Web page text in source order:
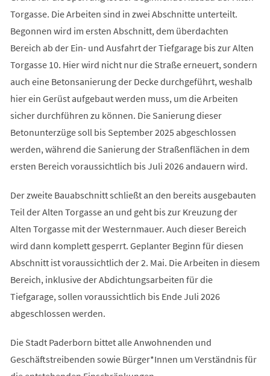
Torgasse. Die Arbeiten sind in zwei Abschnitte unterteilt.
Begonnen wird im ersten Abschnitt, dem überdachten
Bereich ab der Ein- und Ausfahrt der Tiefgarage bis zur Alten
Torgasse 10. Hier wird nicht nur die Straße erneuert, sondern
auch eine Betonsanierung der Decke durchgeführt, weshalb
hier ein Gerüst aufgebaut werden muss, um die Arbeiten
sicher durchführen zu können. Die Sanierung dieser
Betonunterzüge soll bis September 2025 abgeschlossen
werden, während die Sanierung der Straßenflächen in dem
ersten Bereich voraussichtlich bis Juli 2026 andauern wird.
Der zweite Bauabschnitt schließt an den bereits ausgebauten
Teil der Alten Torgasse an und geht bis zur Kreuzung der
Alten Torgasse mit der Westernmauer. Auch dieser Bereich
wird dann komplett gesperrt. Geplanter Beginn für diesen
Abschnitt ist voraussichtlich der 2. Mai. Die Arbeiten in diesem
Bereich, inklusive der Abdichtungsarbeiten für die
Tiefgarage, sollen voraussichtlich bis Ende Juli 2026
abgeschlossen werden.
Die Stadt Paderborn bittet alle Anwohnenden und
Geschäftstreibenden sowie Bürger*Innen um Verständnis für